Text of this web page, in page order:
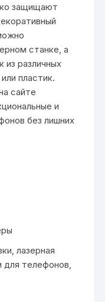
защищают
станке, а
из различных
пластик.
сайте
и
без лишних
,лазерная
для телефонов